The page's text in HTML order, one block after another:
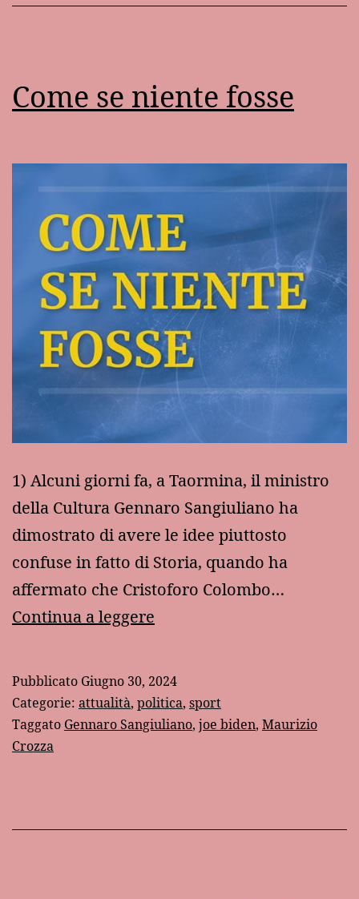
Come se niente fosse
1) Alcuni giorni fa, a Taormina, il ministro
della Cultura Gennaro Sangiuliano ha
dimostrato di avere le idee piuttosto
confuse in fatto di Storia, quando ha
affermato che Cristoforo Colombo…
Continua a leggere
fosse
Pubblicato Giugno 30, 2024
Categorie: attualità, politica, sport
Taggato Gennaro Sangiuliano, joe biden, Maurizio
Crozza